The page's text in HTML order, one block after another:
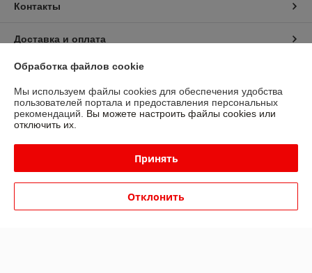
Контакты
Доставка и оплата
График работы
Полная версия сайта
Сайт создан на платформе Deal.by
Обработка файлов cookie
Мы используем файлы cookies для обеспечения удобства
пользователей портала и предоставления персональных
рекомендаций. Вы можете настроить файлы cookies или
отключить их.
Принять
Отклонить